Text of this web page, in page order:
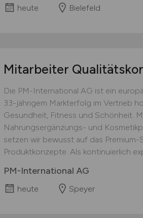
heute Bielefeld
Mitarbeiter
Die PM-International AG ist ein
33-jährigem Markterfolg im Vertrieb
Gesundheit, Fitness und Schönheit.
Nahrungsergänzungs- und
setzen wir bewusst auf das
Produktkonzepte. Als kontinuierlich
PM-International AG
heute Speyer